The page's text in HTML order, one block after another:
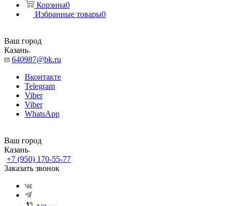
Корзина0
Избранные товары0
Ваш город
Казань
640987@bk.ru
Вконтакте
Telegram
Viber
Viber
WhatsApp
Ваш город
Казань
+7 (950) 170-55-77
Заказать звонок